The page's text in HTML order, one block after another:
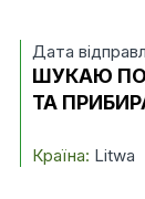
Дата
ШУКАЮ
ТА
Країна: Litwa